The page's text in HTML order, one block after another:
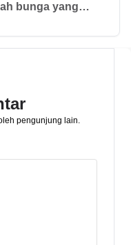
bunga yang
pokok pinjaman
Simak cara
pengunjung lain.